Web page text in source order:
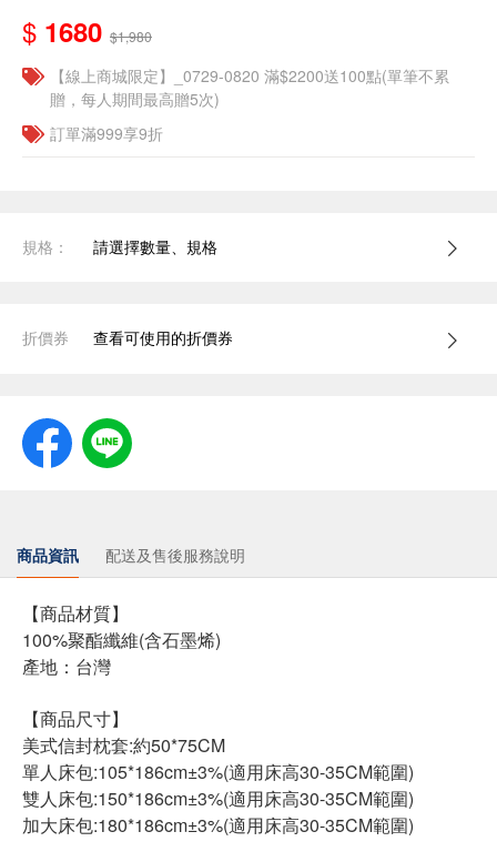
$ 1680 $1,980
【線上商城限定】_0729-0820 滿$2200送100點(單筆不累
贈，每人期間最高贈5次)
訂單滿999享9折
規格： 請選擇數量、規格
折價券 查看可使用的折價券
商品資訊 配送及售後服務說明
【商品材質】
100%聚酯纖維(含石墨烯)
產地：台灣
【商品尺寸】
美式信封枕套:約50*75CM
單人床包:105*186cm±3%(適用床高30-35CM範圍)
雙人床包:150*186cm±3%(適用床高30-35CM範圍)
加大床包:180*186cm±3%(適用床高30-35CM範圍)